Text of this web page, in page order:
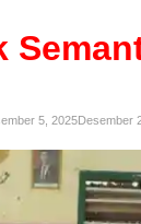
5, 2025Desember